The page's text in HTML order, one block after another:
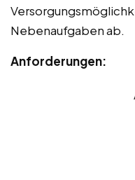
Nebenaufgaben ab.
Anforderungen: